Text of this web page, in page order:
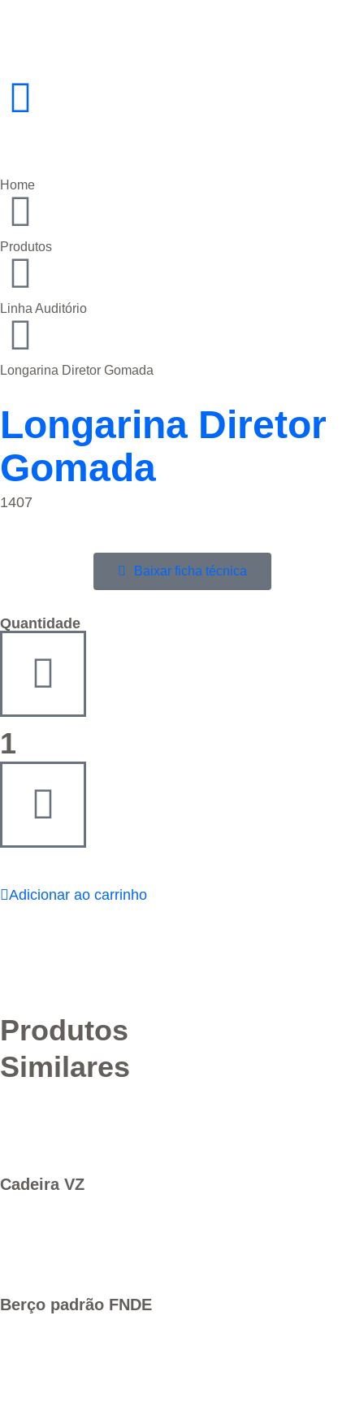
Home
Produtos
Linha Auditório
Longarina Diretor Gomada
Longarina Diretor
Gomada
1407
Baixar ficha técnica
Quantidade
1
Adicionar ao carrinho
Produtos
Similares
Cadeira VZ
Berço padrão FNDE